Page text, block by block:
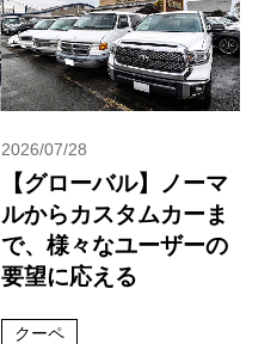
2026/07/28
【グローバル】ノーマ
ルからカスタムカーま
で、様々なユーザーの
要望に応える
クーペ